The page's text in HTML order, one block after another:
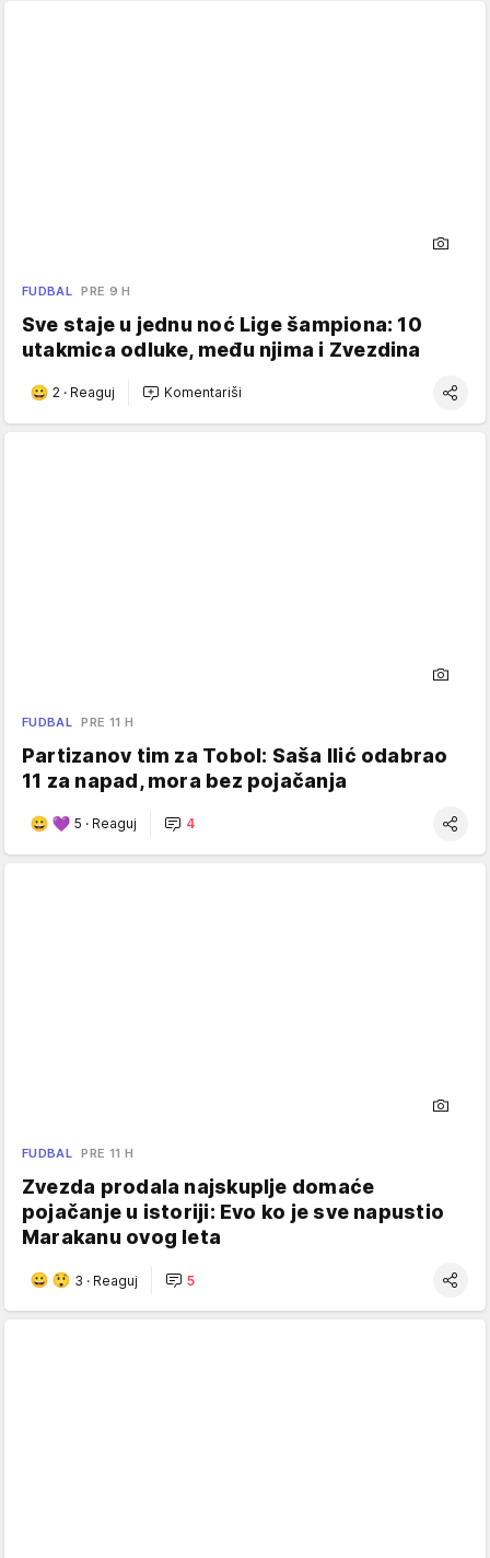
FUDBAL PRE 9 H
Sve staje u jednu noć Lige šampiona: 10
utakmica odluke, među njima i Zvezdina
2 · Reaguj Komentariši
FUDBAL PRE 11 H
Partizanov tim za Tobol: Saša Ilić odabrao
11 za napad, mora bez pojačanja
5 · Reaguj 4
FUDBAL PRE 11 H
Zvezda prodala najskuplje domaće
pojačanje u istoriji: Evo ko je sve napustio
Marakanu ovog leta
3 · Reaguj 5